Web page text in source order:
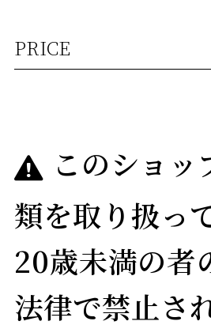
PRICE
このショ
類を取り扱っ
20歳未満の者
法律で禁止さ